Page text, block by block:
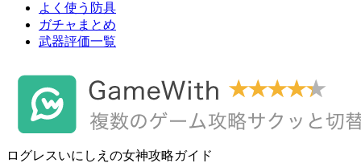
よく使う防具
ガチャまとめ
武器評価一覧
ログレスいにしえの女神攻略ガイド